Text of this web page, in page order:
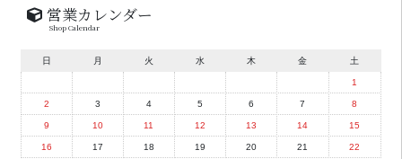
営業カレンダー
Shop Calendar
日 月 火 水 木 金 土
1
2 3 4 5 6 7 8
9 10 11 12 13 14 15
16 17 18 19 20 21 22